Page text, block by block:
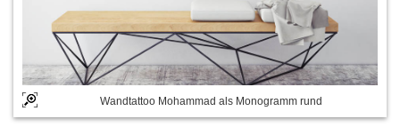
Wandtattoo Mohammad als Monogramm rund